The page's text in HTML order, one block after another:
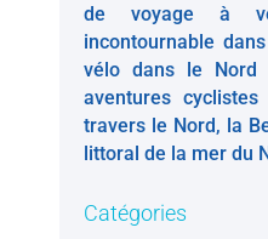
de voyage à
incontournable
vélo dans le Nord
aventures
travers le Nord, la
littoral de la mer du
Catégories